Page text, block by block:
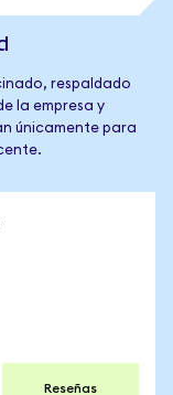
respaldado
la empresa y
únicamente para
Reseñas